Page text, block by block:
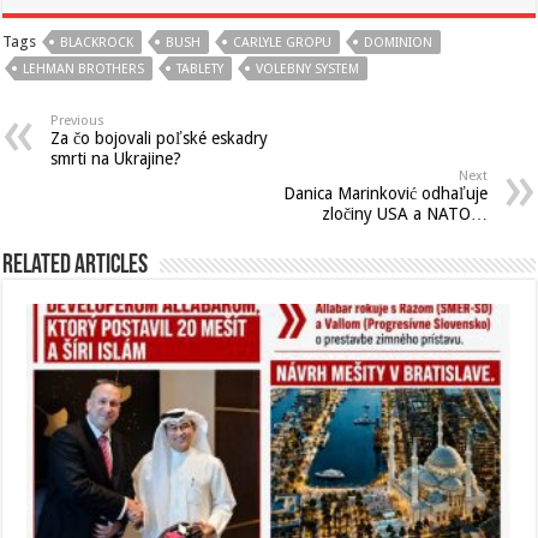
Tags BLACKROCK BUSH CARLYLE GROPU
DOMINION
LEHMAN BROTHERS
TABLETY VOLEBNY SYSTEM
Previous
Za čo bojovali poľské eskadry
smrti na Ukrajine?
Next
Danica Marinković odhaľuje
zločiny USA a NATO…
Related Articles